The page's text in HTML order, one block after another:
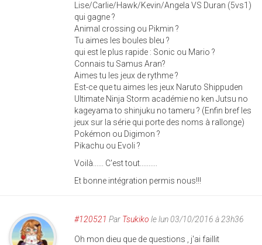
Lise/Carlie/Hawk/Kevin/Angela VS Duran (5vs1)
qui gagne ?
Animal crossing ou Pikmin ?
Tu aimes les boules bleu ?
qui est le plus rapide : Sonic ou Mario ?
Connais tu Samus Aran?
Aimes tu les jeux de rythme ?
Est-ce que tu aimes les jeux Naruto Shippuden
Ultimate Ninja Storm académie no ken Jutsu no
kageyama to shinjuku no tameru ? (Enfin bref les
jeux sur la série qui porte des noms à rallonge)
Pokémon ou Digimon ?
Pikachu ou Evoli ?
Voilà...... C'est tout..........
Et bonne intégration permis nous!!!
#120521 Par Tsukiko le lun 03/10/2016 à 23h36
Oh mon dieu que de questions , j'ai faillit